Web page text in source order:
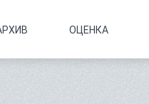
ОЦЕНКА